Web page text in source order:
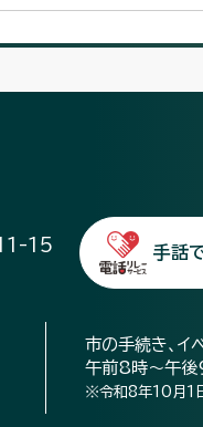
15
手話
市の手続き、イ
午前8時～午後
※令和8年10月1日